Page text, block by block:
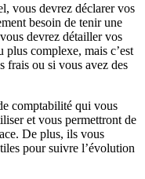
vous devrez déclarer vos
besoin de tenir une
devrez détailler vos
plus complexe, mais c’est
frais ou si vous avez des
comptabilité qui vous
et vous permettront de
De plus, ils vous
pour suivre l’évolution